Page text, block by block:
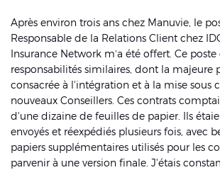
Après environ trois ans chez Manuvie, le
Responsable de la Relations Client chez
Insurance Network m’a été offert. Ce
responsabilités similaires, dont la majeure
consacrée à l'intégration et à la mise sous
nouveaux Conseillers. Ces contrats
d'une dizaine de feuilles de papier. Ils
envoyés et réexpédiés plusieurs fois, avec
papiers supplémentaires utilisés pour les
parvenir à une version finale. J'étais